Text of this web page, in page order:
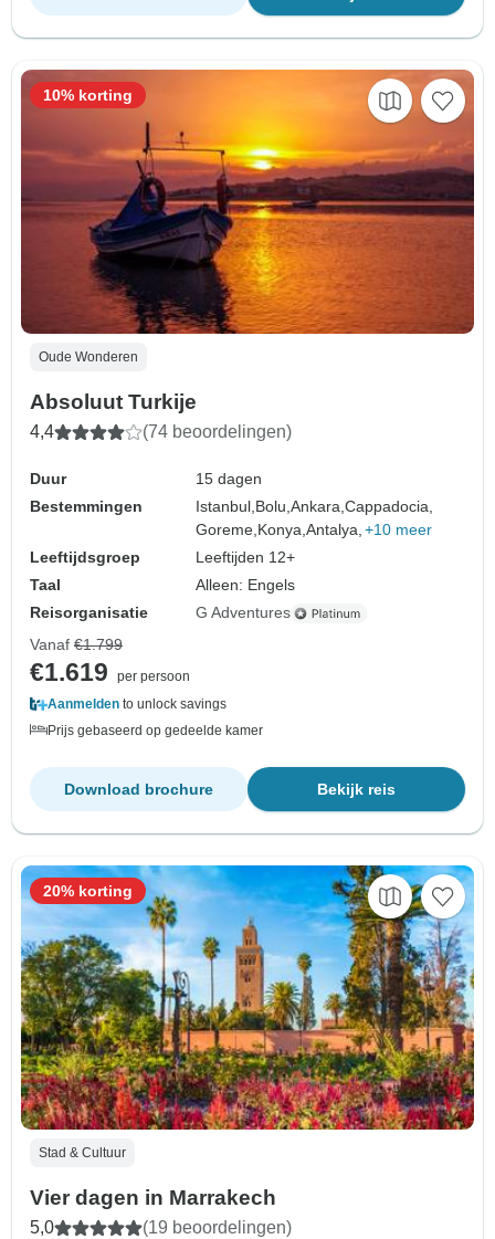
Oude Wonderen
Absoluut Turkije
4,4 (74 beoordelingen)
Duur
15 dagen
Bestemmingen
Istanbul, Bolu,Ankara,Cappadocia,
Goreme, Konya,Antalya, +10 meer
Leeftijdsgroep
Leeftijden 12+
Taal
Alleen: Engels
Reisorganisatie
G Adventures
10% korting
Vanaf €1.799
€1.619
per persoon
Aanmelden to unlock savings
Prijs gebaseerd op gedeelde kamer
Bekijk reis
Download brochure
Stad & Cultuur
Vier dagen in Marrakech
5,0 (19 beoordelingen)
20% korting